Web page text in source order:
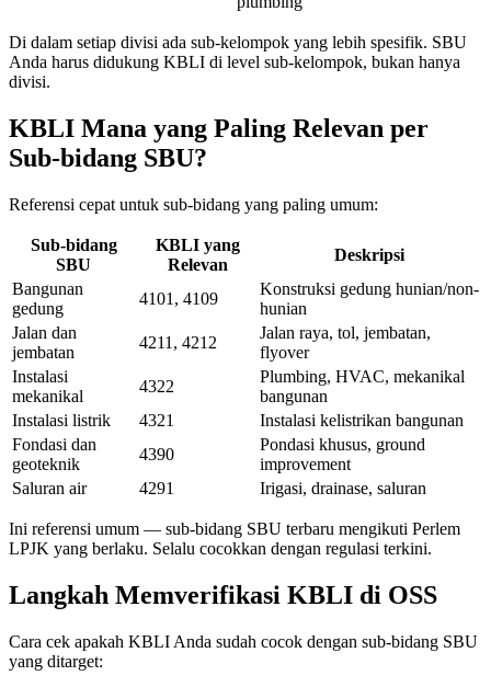
Di dalam setiap divisi ada sub-kelompok yang lebih spesifik. SBU
Anda harus didukung KBLI di level sub-kelompok, bukan hanya
divisi.
KBLI Mana yang Paling Relevan per
Sub-bidang SBU?
Referensi cepat untuk sub-bidang yang paling umum:
Sub-bidang
SBU
KBLI yang
Relevan
Deskripsi
Bangunan
gedung
4101, 4109
Konstruksi gedung hunian/non-
hunian
Jalan dan
jembatan
4211, 4212
Jalan raya, tol, jembatan,
flyover
Instalasi
mekanikal
4322
Plumbing, HVAC, mekanikal
bangunan
Instalasi listrik
4321
Instalasi kelistrikan bangunan
Fondasi dan
geoteknik
4390
Pondasi khusus, ground
improvement
Saluran air
4291 Irigasi, drainase, saluran
Ini referensi umum — sub-bidang SBU terbaru mengikuti Perlem
LPJK yang berlaku. Selalu cocokkan dengan regulasi terkini.
Langkah Memverifikasi KBLI di OSS
Cara cek apakah KBLI Anda sudah cocok dengan sub-bidang SBU
yang ditarget: